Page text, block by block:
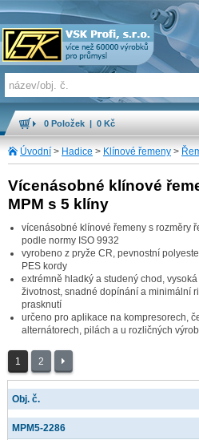
0 Položek | 0 Kč
Úvodní > Hadice > Klínové řemeny >
Vícenásobné klínové
MPM s 5 klíny
vícenásobné klínové řemeny s rozměry
podle normy ISO 9932
vyrobeno z pryže CR, pevnostní
PES kordy
extrémně hladký a studený chod, vysoká
životnost, snadné dopínání a minimální
prasknutí
určeno pro aplikace na kompresorech,
alternátorech, pilách a u rozličných
1 2
Obj. č.
MPM5-2286